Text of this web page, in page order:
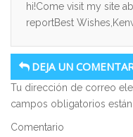
hi!Come visit my site
reportBest
DEJA UN
Tu dirección de correo
campos obligatorios
Comentario